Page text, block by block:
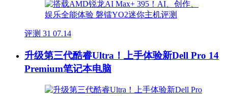
评测 31 07.14
升级第三代酷睿Ultra！上手体验新Dell Pro 14
Premium笔记本电脑